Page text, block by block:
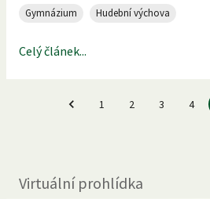
Gymnázium Hudební výchova
Celý článek...
1 2 3 4
Virtuální prohlídka